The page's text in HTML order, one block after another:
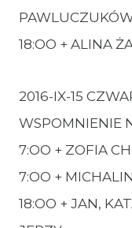
18:OO + ALINA
2016-IX-15
WSPOMNIENIE
7:OO + ZOFIA
7:OO +
18:OO + JAN,